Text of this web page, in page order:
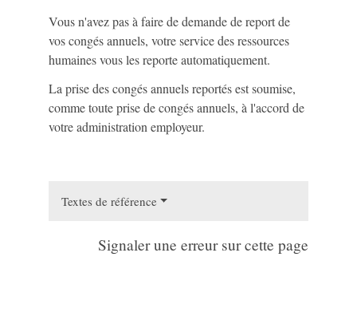
Vous n'avez pas à faire de demande de report de
vos congés annuels, votre service des ressources
humaines vous les reporte automatiquement.
La prise des congés annuels reportés est soumise,
comme toute prise de congés annuels, à l'accord de
votre administration employeur.
Textes de référence
Signaler une erreur sur cette page